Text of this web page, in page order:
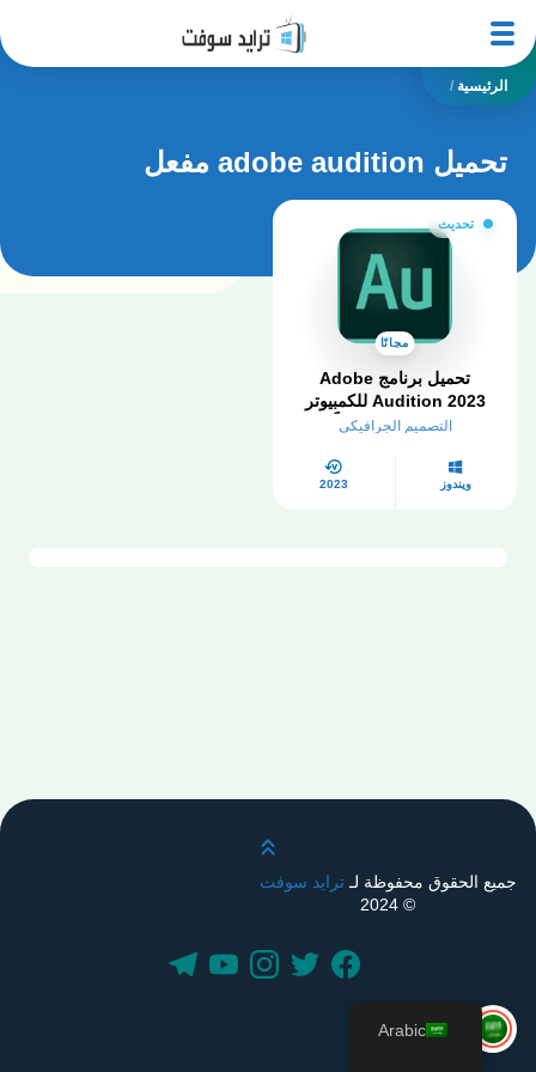
الرئيسية /
تحميل adobe audition مفعل
تحديث
مجانًا
تحميل برنامج Adobe
Audition 2023 للكمبيوتر
كامل مفعل مجاناً
التصميم الجرافيكي
ويندوز 2023
قم بالتمرير لأعلى
جميع الحقوق محفوظة لـترايد سوفت
© 2024
Arabic